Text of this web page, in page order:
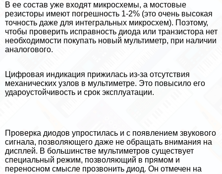
В ее состав уже входят микросхемы, а мостовые
резисторы имеют погрешность 1-2% (это очень высокая
точность даже для интегральных микросхем). Поэтому,
чтобы проверить исправность диода или транзистора нет
необходимости покупать новый мультиметр, при наличии
аналогового.
Цифровая индикация прижилась из-за отсутствия
механических узлов в мультиметре. Это повысило его
удароустойчивость и срок эксплуатации.
Проверка диодов упростилась и с появлением звукового
сигнала, позволяющего даже не обращать внимания на
дисплей. В большинстве мультиметров существует
специальный режим, позволяющий в прямом и
переносном смысле прозвонить диод. Он отмечен на